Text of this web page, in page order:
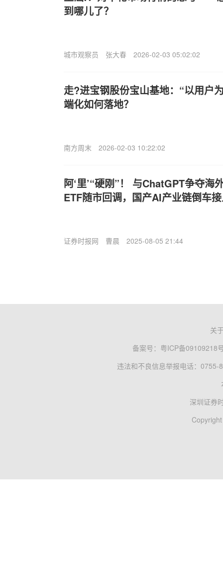
到哪儿了？
城市观察员 张大春 2026-02-03 05:02:02
走?进宝钢股份宝山基地：“以用户
端化如何落地？
南方周末 2026-02-03 10:22:02
阿‘里’“硬刚”！ 与ChatGPT争夺海
ETF随市回调，国产AI产业链倒车
证券时报网 曹晨 2025-08-05 21:44
关
备案号： 粤ICP备09109218
违法和不良信息举报电话：0755-
深圳证券